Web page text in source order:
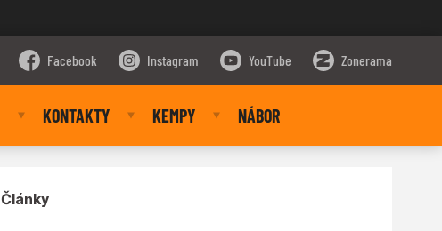
Facebook Instagram YouTube Zonerama
KONTAKTY KEMPY NÁBOR
Články